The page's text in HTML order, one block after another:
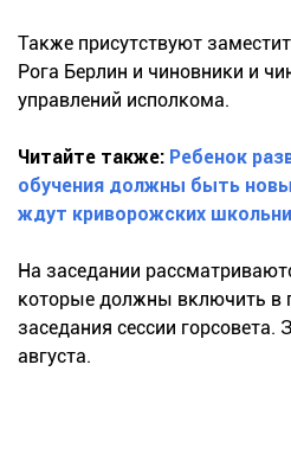
Также присутствуют
Рога Берлин и чиновники и
управлений исполкома.
Читайте также: Ребенок
обучения должны быть
ждут криворожских
На заседании
которые должны включить в
заседания сессии горсовета.
августа.